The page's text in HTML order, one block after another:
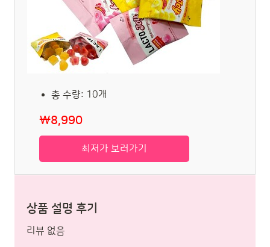
총 수량: 10개
₩8,990
최저가 보러가기
상품 설명 후기
리뷰 없음